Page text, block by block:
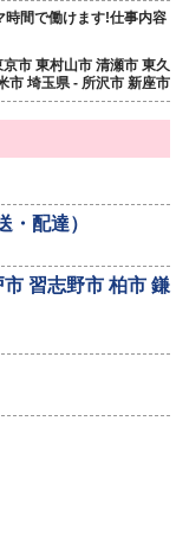
時間で働けます!仕事内容
市 東村山市 清瀬市 東久
市 埼玉県 - 所沢市 新座市
・配達）
市 習志野市 柏市 鎌